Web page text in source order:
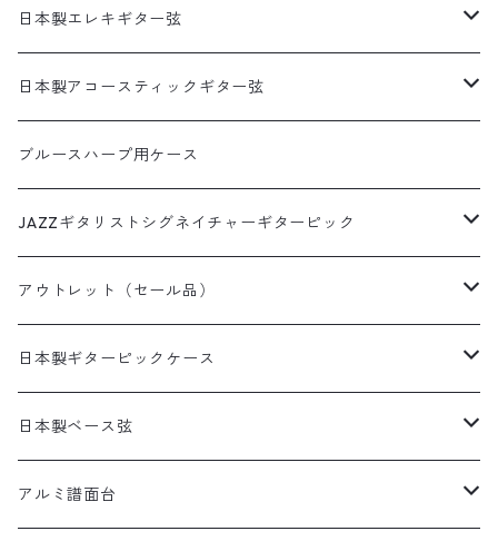
猫柄
無地ギターストラップ
アコギ接続用ヘッドストラップ
牛本革ギターストラップ
西陣織りシリーズ
ラインストーンシリーズ
花柄カメラストラップ
両側エンドピン用ウクレレストラップ
本革ウクレレストラップ
革フックウクレレストラップ（サウンドホール引っ掛けタイ
プ）
食べ物ピック
寿司ピック
天むすピック
抹茶ピック
サムピック＆フィンガーピック
サムピック
フィンガーピック
アニマルピック
犬柄ピック
猫柄ピック
ミュージシャンピック
田辺充邦シグネイチャーピック
岡安芳明シグネイチャーピック
日本製エレキギター弦
1セット弦
DES-009(09-42)
DES-009(09-42)ピック付き
3セットパック弦
DES-309(09-42×3SET)
DES-309(09-42×3SETピック付き)
日本製アコースティックギター弦
3SETパック
ブルースハープ用ケース
JAZZギタリストシグネイチャーギターピック
田辺充邦モデル
1.2mm×10枚パック
1.5mm×10枚パック
布川俊樹モデル
岡安芳明モデル
0.8mm×10枚パック
矢堀孝一モデル
アウトレット（セール品）
ギターストラップ
ギターペグ
日本製ギターピックケース
日本製缶ピックケース
犬缶ケース
日本製本革ピックケース
日本製ベース弦
1SET入りベース弦
アルミ譜面台